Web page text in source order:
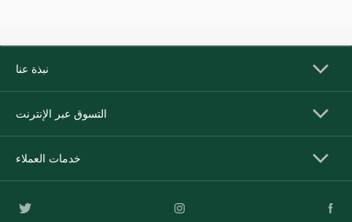
نبذة عنا
التسوق عبر الإنترنت
خدمات العملاء